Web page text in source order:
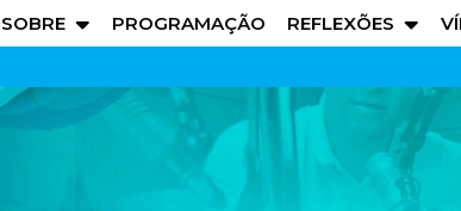
SOBRE PROGRAMAÇÃO REFLEXÕES